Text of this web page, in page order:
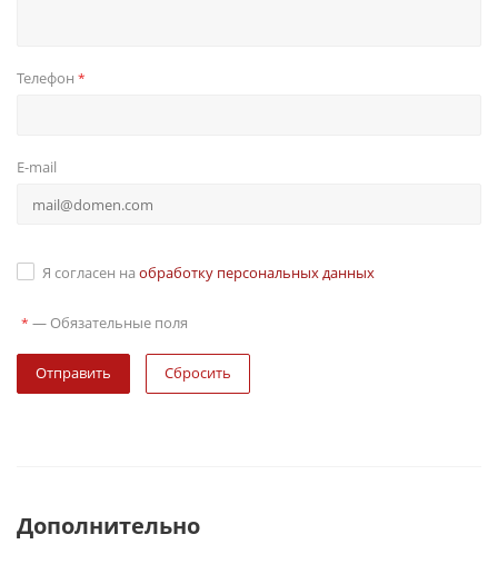
Телефон *
E-mail
Я согласен на обработку персональных данных
* — Обязательные поля
Сбросить
Дополнительно